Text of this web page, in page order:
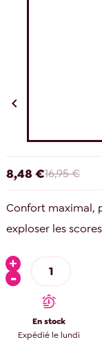

8,48 €16,95 €
Confort maximal,
exploser les
En stock
Expédié le lundi